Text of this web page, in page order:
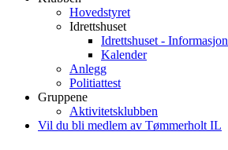
Hovedstyret
Idrettshuset
Idrettshuset - Informasjon
Kalender
Anlegg
Politiattest
Gruppene
Aktivitetsklubben
Vil du bli medlem av Tømmerholt IL